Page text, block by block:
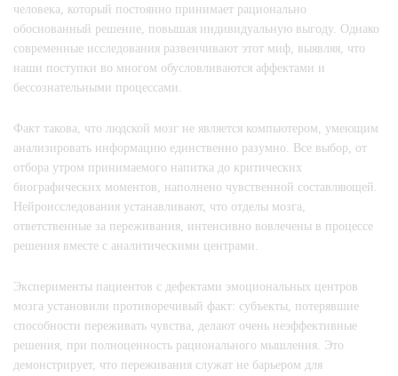
человека, который постоянно принимает рационально
обоснованный решение, повышая индивидуальную выгоду. Однако
современные исследования развенчивают этот миф, выявляя, что
наши поступки во многом обусловливаются аффектами и
бессознательными процессами.
Факт такова, что людской мозг не является компьютером, умеющим
анализировать информацию единственно разумно. Все выбор, от
отбора утром принимаемого напитка до критических
биографических моментов, наполнено чувственной составляющей.
Нейроисследования устанавливают, что отделы мозга,
ответственные за переживания, интенсивно вовлечены в процессе
решения вместе с аналитическими центрами.
Эксперименты пациентов с дефектами эмоциональных центров
мозга установили противоречивый факт: субъекты, потерявшие
способности переживать чувства, делают очень неэффективные
решения, при полноценность рационального мышления. Это
демонстрирует, что переживания служат не барьером для